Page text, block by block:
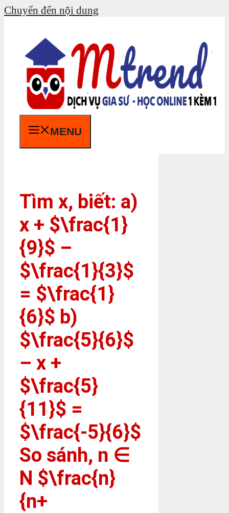
Chuyển đến nội dung
MENU
Tìm x, biết: a)
x + $\frac{1}
{9}$ –
$\frac{1}{3}$
= $\frac{1}
{6}$ b)
$\frac{5}{6}$
– x +
$\frac{5}
{11}$ =
$\frac{-5}{6}$
So sánh, n ∈
N $\frac{n}
{n+